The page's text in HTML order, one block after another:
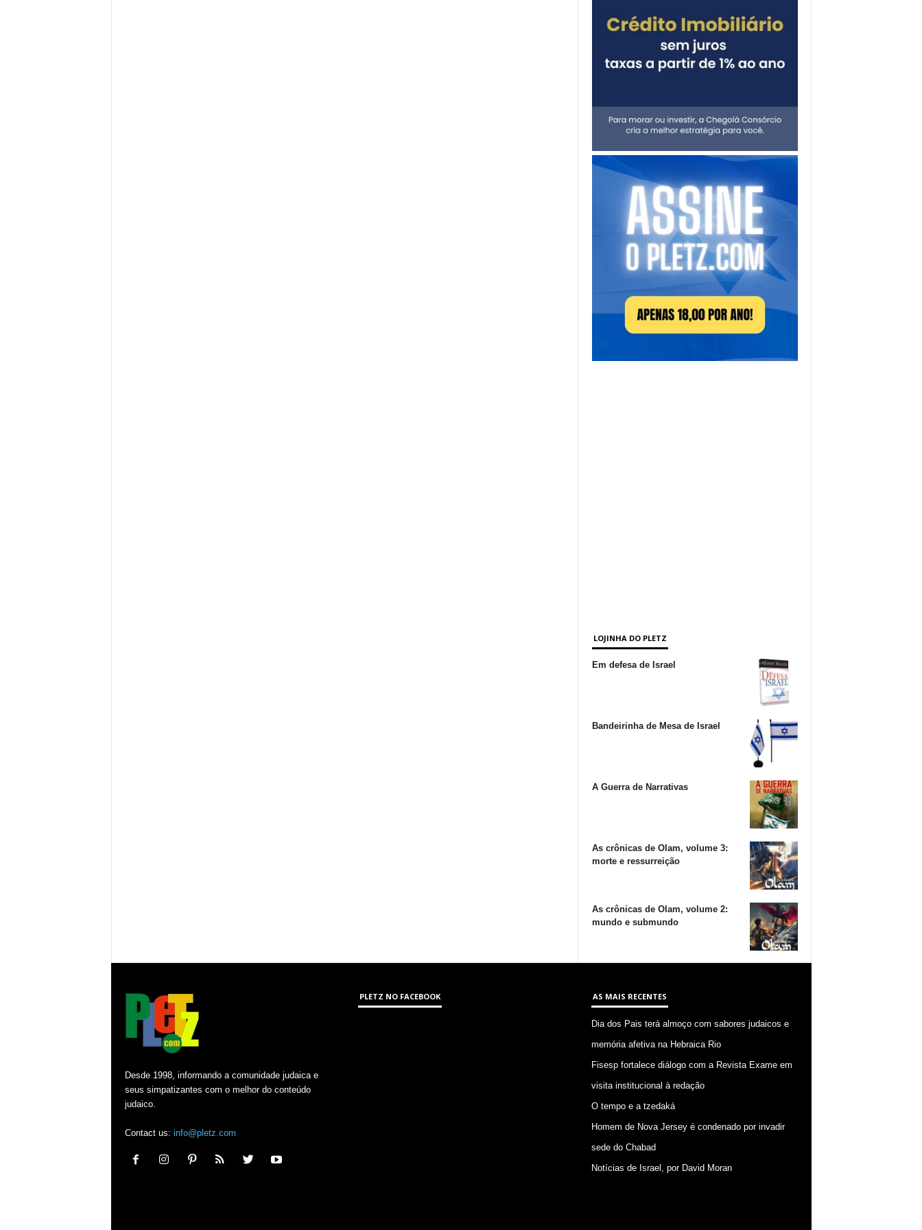
LOJINHA DO PLETZ
Em defesa de Israel
Bandeirinha de Mesa de Israel
A Guerra de Narrativas
As crônicas de Olam, volume 3:
morte e ressurreição
As crônicas de Olam, volume 2:
mundo e submundo
Desde 1998, informando a comunidade judaica e
seus simpatizantes com o melhor do conteúdo
judaico.
Contact us: info@pletz.com
PLETZ NO FACEBOOK AS MAIS RECENTES
Dia dos Pais terá almoço com sabores judaicos e
memória afetiva na Hebraica Rio
Fisesp fortalece diálogo com a Revista Exame em
visita institucional à redação
O tempo e a tzedaká
Homem de Nova Jersey é condenado por invadir
sede do Chabad
Notícias de Israel, por David Moran